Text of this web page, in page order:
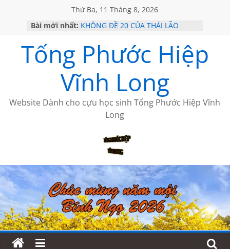
Thứ Ba, 11 Tháng 8, 2026
Bài mới nhất: KHÔNG ĐỀ 20 CỦA THÁI LÃO
GỞI TÌNH TRÊN ĐẢO
VỀ MỘT NGƯỜI BẠN THÂN
SÀI GÒN – HÒN NGỌC VIỄN ĐÔNG
Tống Phước Hiệp
Vĩnh Long
Website Dành cho cựu học sinh Tống Phước Hiệp Vĩnh
Long